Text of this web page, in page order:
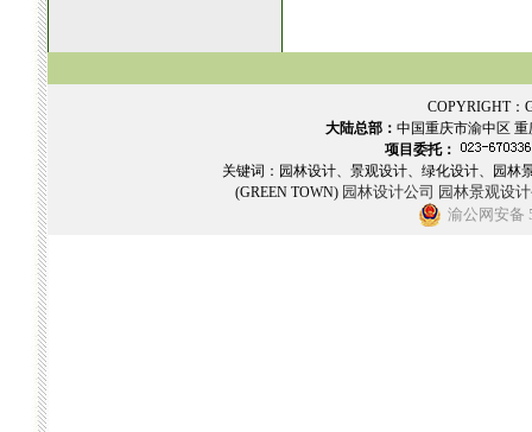
COPYRIGHT：
大陆总部： 中国重庆市渝中区
项目委托：
关键词：园林设计、景观设计、绿化设计、园林
(GREEN TOWN) 园林设计公司 园林景观设
渝公网安备